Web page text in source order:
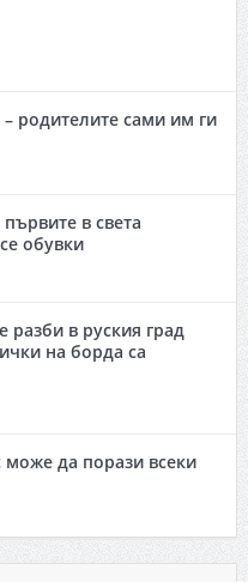
родителите сами им ги
в света
обувки
разби в руския град
на борда са
може да порази всеки